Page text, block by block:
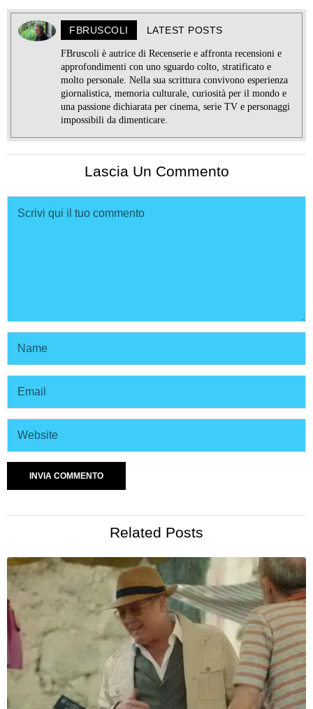
FBRUSCOLI LATEST POSTS
FBruscoli è autrice di Recenserie e affronta recensioni e
approfondimenti con uno sguardo colto, stratificato e
molto personale. Nella sua scrittura convivono esperienza
giornalistica, memoria culturale, curiosità per il mondo e
una passione dichiarata per cinema, serie TV e personaggi
impossibili da dimenticare.
Lascia Un Commento
Related Posts